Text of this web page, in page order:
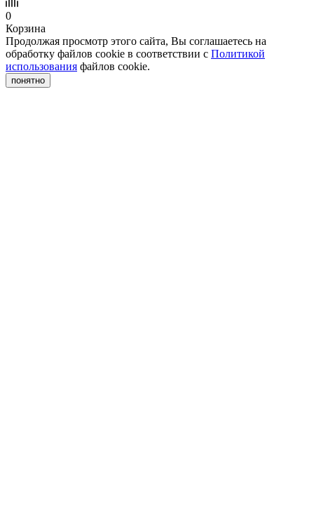
0
Корзина
Продолжая просмотр этого сайта, Вы соглашаетесь на
обработку файлов cookie в соответствии с Политикой
использования файлов cookie.
понятно